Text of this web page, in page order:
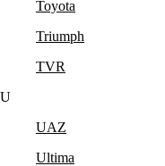
Toyota
Triumph
TVR
U
UAZ
Ultima